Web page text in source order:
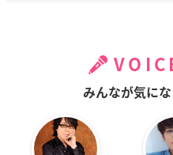
みんなが気に